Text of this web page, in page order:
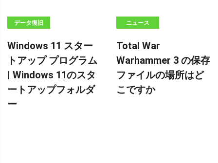
データ復旧
Windows 11 スター
トアップ プログラム
| Windows 11のスタ
ートアップフォルダ
ー
ニュース
Total War
Warhammer 3 の保存
ファイルの場所はど
こですか